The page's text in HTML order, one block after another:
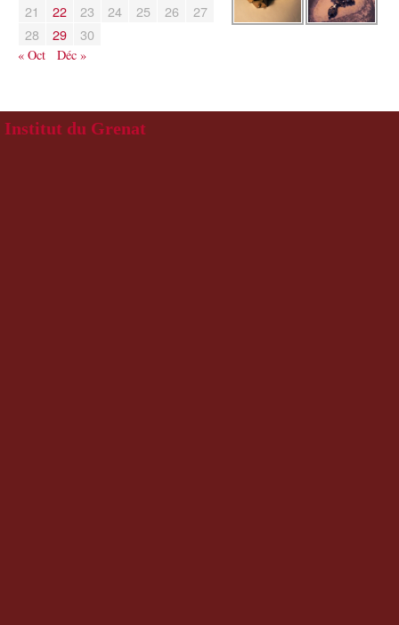
21
22 23 24 25 26
27
28
29 30
« Oct Déc »
Institut du Grenat